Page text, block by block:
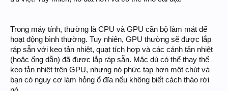
Trong máy tính, thường là CPU và GPU cần bộ làm mát để
hoạt động bình thường. Tuy nhiên, GPU thường sẽ được lắp
ráp sẵn với keo tản nhiệt, quạt tích hợp và các cánh tản nhiệt
(hoặc ống dẫn) đã được lắp ráp sẵn. Mặc dù có thể thay thế
keo tản nhiệt trên GPU, nhưng nó phức tạp hơn một chút và
bạn có nguy cơ làm hỏng ổ đĩa nếu không biết cách tháo rời